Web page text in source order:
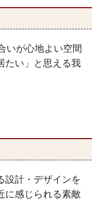
いが心地よい空間
たい」と思える我
設計・デザインを
に感じられる素敵